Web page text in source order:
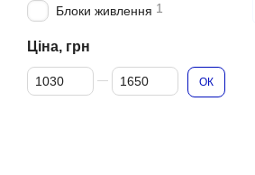
Блоки живлення 1
Ціна, грн
Від Ціна, грн
До Ціна, грн
ОК